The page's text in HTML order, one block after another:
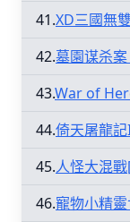
41.XD三國無
42.墓園谋杀
43.War of
44.倚天屠龍
45.人怪大混
46.寵物小精